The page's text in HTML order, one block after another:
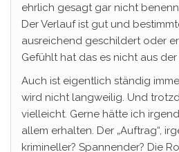
ehrlich gesagt gar nicht
Der Verlauf ist gut und
ausreichend geschildert oder
Gefühlt hat das es nicht aus
Auch ist eigentlich ständig
wird nicht langweilig. Und
vielleicht. Gerne hätte ich
allem erhalten. Der „Auftrag“,
krimineller? Spannender? Die